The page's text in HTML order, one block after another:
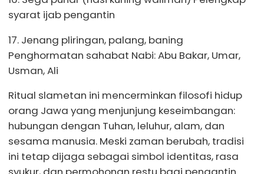
syarat ijab pengantin
17. Jenang pliringan, palang, baning
Penghormatan sahabat Nabi: Abu Bakar, Umar,
Usman, Ali
Ritual slametan ini mencerminkan filosofi hidup
orang Jawa yang menjunjung keseimbangan:
hubungan dengan Tuhan, leluhur, alam, dan
sesama manusia. Meski zaman berubah, tradisi
ini tetap dijaga sebagai simbol identitas, rasa